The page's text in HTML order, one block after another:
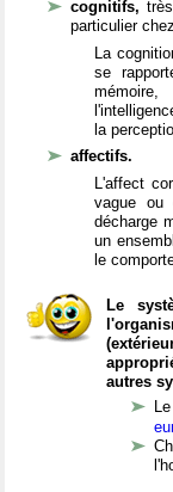
cognitifs,
particulier
La
se
mémoire,
la
affectifs.
L'affect
vague ou
décharge
un
le
Le
autres